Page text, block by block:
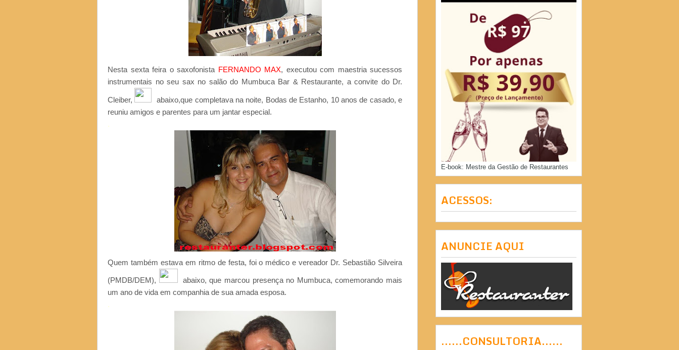
Nesta sexta feira o saxofonista FERNANDO MAX, executou com maestria sucessos
instrumentais no seu sax no salão do Mumbuca Bar & Restaurante, a convite do Dr.
Cleiber,
abaixo,que completava na noite, Bodas de Estanho, 10 anos de casado, e
reuniu amigos e parentes para um jantar especial.
.
Quem também estava em ritmo de festa, foi o médico e vereador Dr. Sebastião Silveira
(PMDB/DEM),
abaixo, que marcou presença no Mumbuca, comemorando mais
um ano de vida em companhia de sua amada esposa.
.
E-book: Mestre da Gestão de Restaurantes
ACESSOS:
ANUNCIE AQUI
......CONSULTORIA......